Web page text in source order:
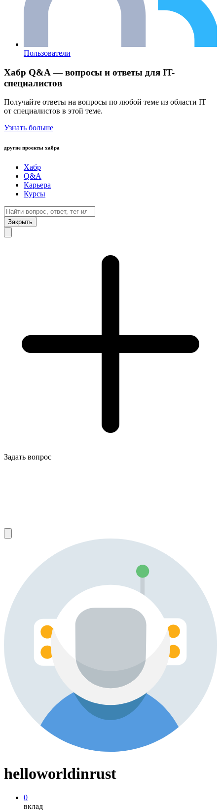
Пользователи
Хабр Q&A — вопросы и ответы для IT-
специалистов
Получайте ответы на вопросы по любой теме из области IT
от специалистов в этой теме.
Узнать больше
другие проекты хабра
Хабр
Q&A
Карьера
Курсы
Закрыть
Задать вопрос
helloworldinrust
0
вклад